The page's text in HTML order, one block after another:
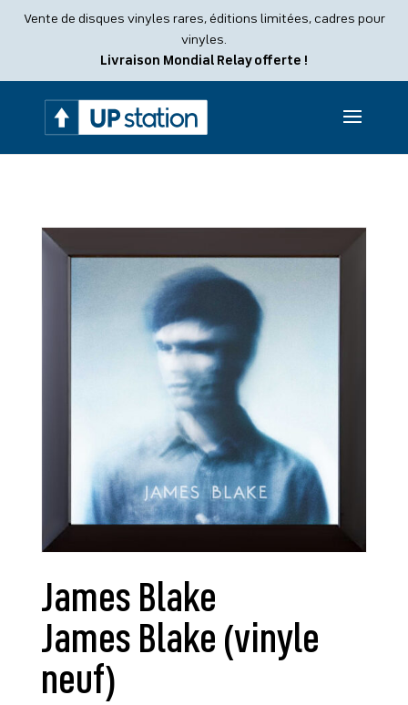
Vente de disques vinyles rares, éditions limitées, cadres pour
vinyles.
Livraison Mondial Relay offerte !
James Blake
James Blake (vinyle
neuf)